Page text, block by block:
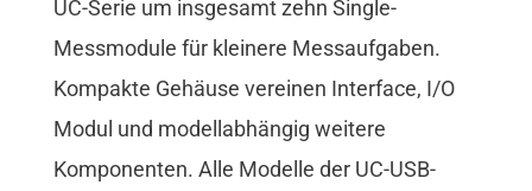
UC-Serie um insgesamt zehn Single-
Messmodule für kleinere Messaufgaben.
Kompakte Gehäuse vereinen Interface, I/O
Modul und modellabhängig weitere
Komponenten. Alle Modelle der UC-USB-